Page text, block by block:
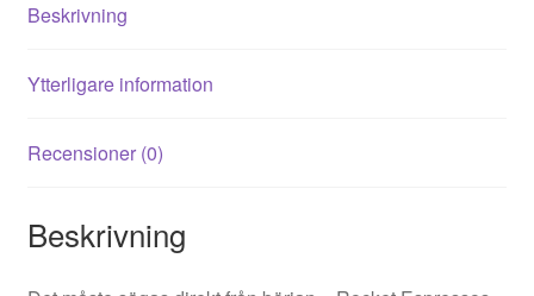
Beskrivning
Ytterligare information
Recensioner (0)
Beskrivning